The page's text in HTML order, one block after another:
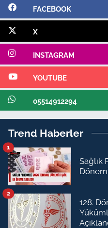
FACEBOOK
X
INSTAGRAM
YOUTUBE
05514912294
Trend Haberler
Sağlık
1
128.
2